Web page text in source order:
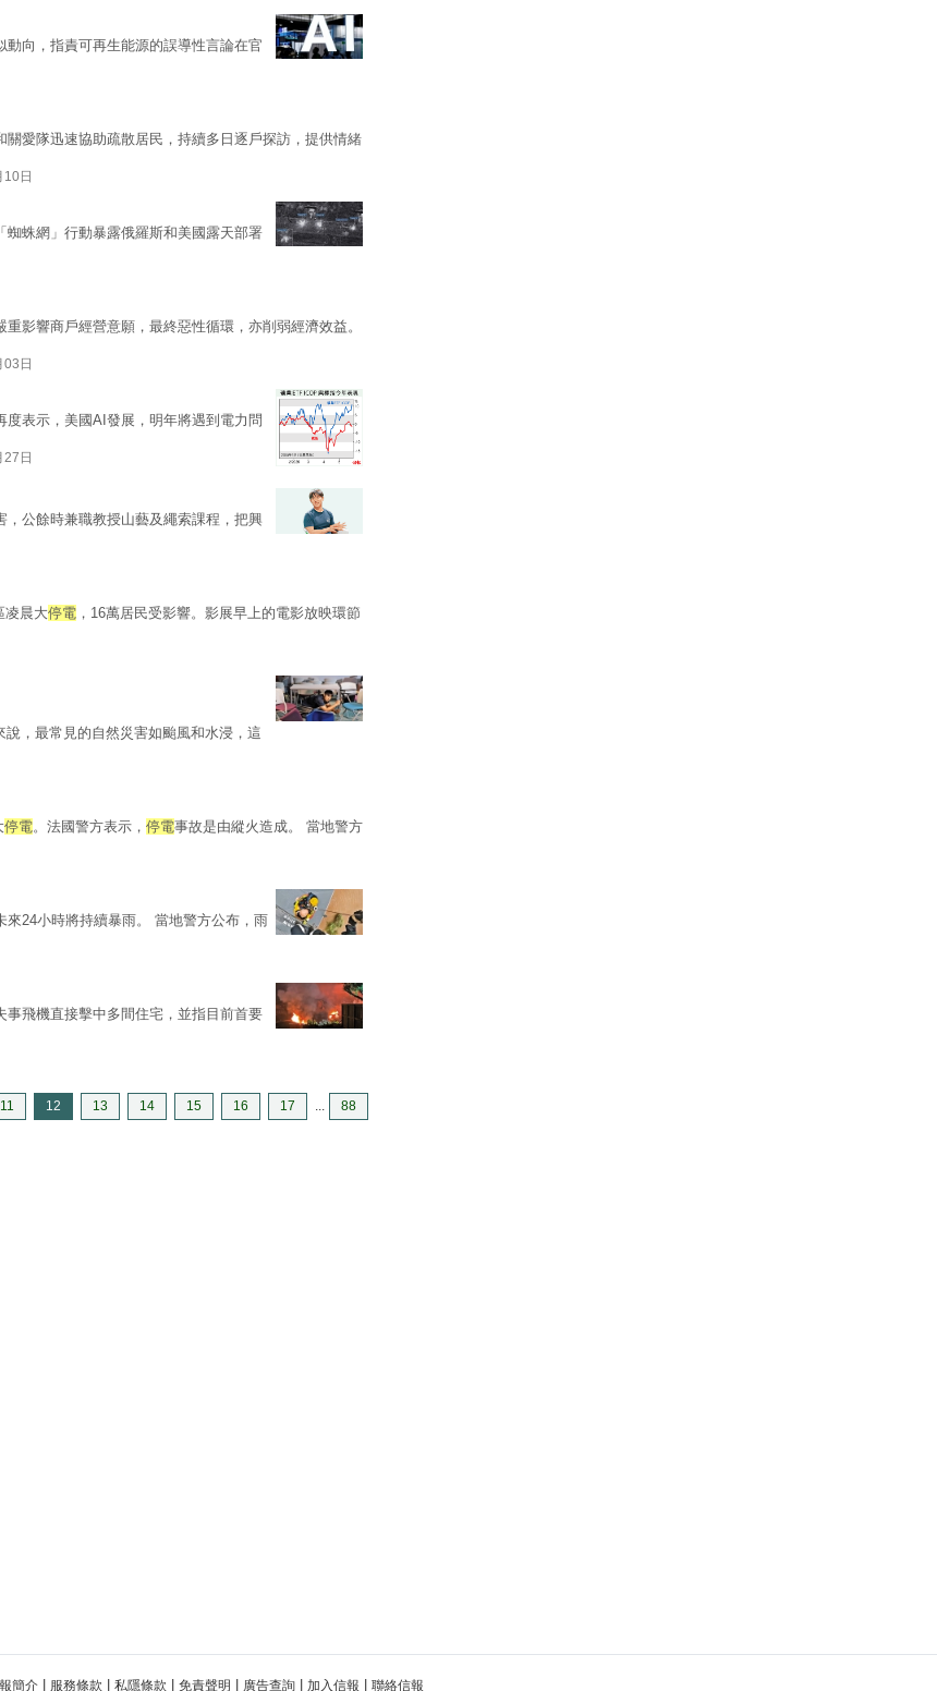
動向，指責可再生能源的誤導性言論在官
關愛隊迅速協助疏散居民，持續多日逐戶探訪，提供情緒
10日
蜘蛛網」行動暴露俄羅斯和美國露天部署
重影響商戶經營意願，最終惡性循環，亦削弱經濟效益。
03日
度表示，美國AI發展，明年將遇到電力問
27日
，公餘時兼職教授山藝及繩索課程，把興
凌晨大停電 ，16萬居民受影響。影展早上的電影放映環節
說，最常見的自然災害如颱風和水浸，這
停電。法國警方表示， 停電事故是由縱火造成。 當地警方
來24小時將持續暴雨。 當地警方公布，雨
事飛機直接擊中多間住宅，並指目前首要
11 12 13 14 15 16 17 ... 88
簡介 服務條款 私隱條款 免責聲明 廣告查詢 加入信報 聯絡信報